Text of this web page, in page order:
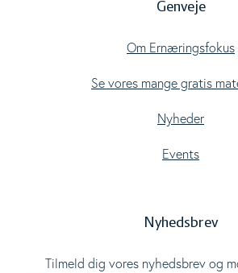
Genveje
Om Ernæringsfokus
Se vores mange gratis
Nyheder
Events
Nyhedsbrev
Tilmeld dig vores nyhedsbrev og